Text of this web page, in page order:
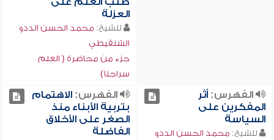
العزلة
للشيخ: محمد الحسن الددو
الشنقيطي
جزء من محاضرة ( العلم
سراجنا)
الفهرس:أثر
المفكرين على
السياسة
للشيخ: محمد الحسن الددو
الفهرس:الاهتمام
بتربية الأبناء منذ
الصغر على الأخلاق
الفاضلة